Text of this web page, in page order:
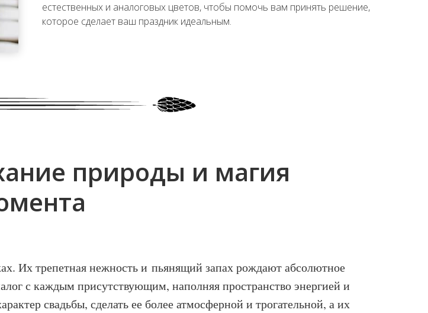
естественных и аналоговых цветов, чтобы помочь вам принять решение,
которое сделает ваш праздник идеальным.
природы и магия
Их трепетная нежность и пьянящий запах рождают абсолютное
с каждым присутствующим, наполняя пространство энергией и
свадьбы, сделать ее более атмосферной и трогательной, а их